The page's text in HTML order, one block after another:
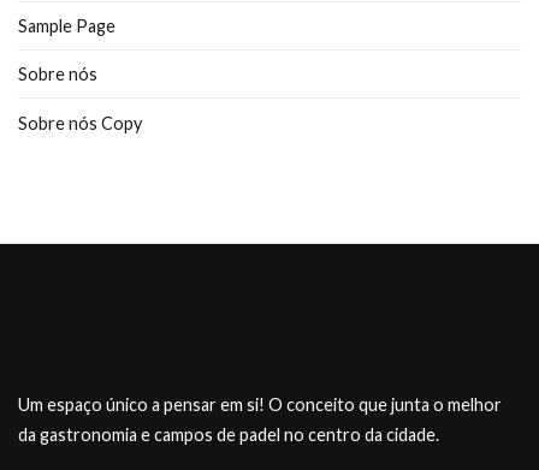
Sample Page
Sobre nós
Sobre nós Copy
Um espaço único a pensar em si! O conceito que junta o melhor
da gastronomia e campos de padel no centro da cidade.